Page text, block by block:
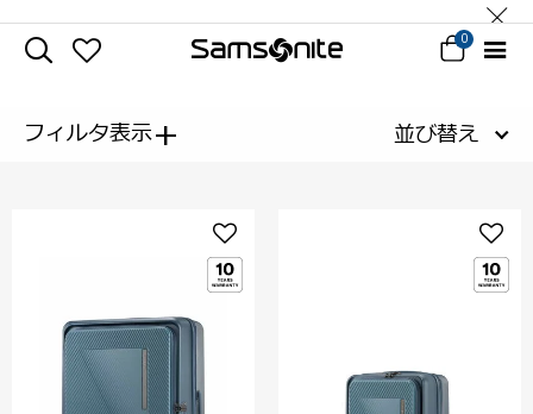
0
フィルタ表示+ 並び替え